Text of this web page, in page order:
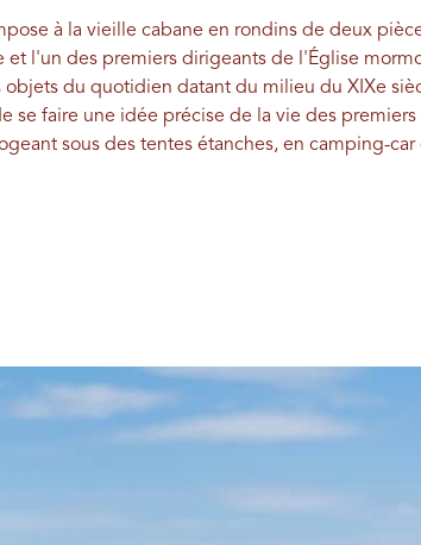
à la vieille cabane en rondins de deux
et l'un des premiers dirigeants de l'Église
du quotidien datant du milieu du XIXe
se faire une idée précise de la vie des
sous des tentes étanches, en camping-car